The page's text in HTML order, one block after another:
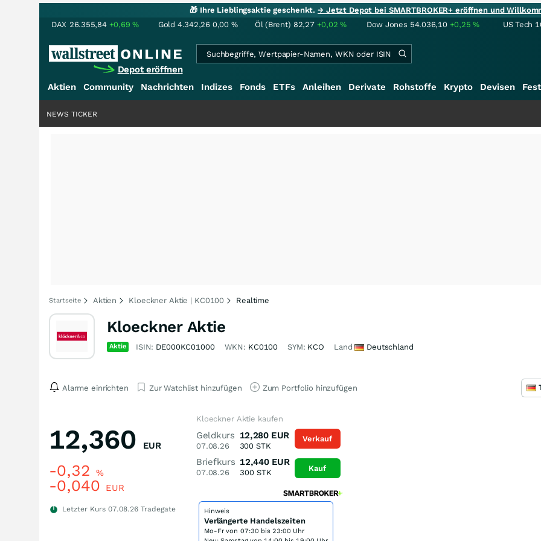
🎁 Ihre Lieblingsaktie geschenkt.→ Jetzt Depot bei SMARTBROKER+ eröffnen und
DAX 26.355,84 +0,69% Gold 4.342,26 0,00 % Öl (Brent) 82,27 +0,02% Dow Jones 54.036,10 +0,25% US Tech
Depot eröffnen
Aktien Community Nachrichten Indizes Fonds ETFs Anleihen Derivate Rohstoffe Krypto Devisen
NEWS TICKER
Startseite Aktien Kloeckner Aktie | KC0100 Realtime
Kloeckner Aktie
Aktie ISIN: DE000KC01000 WKN: KC0100 SYM: KCO Land Deutschland
Alarme einrichten Zur Watchlist hinzufügen Zum Portfolio hinzufügen
12,360 EUR
-0,32 %
-0,040 EUR
Letzter Kurs 07.08.26 Tradegate
Kloeckner Aktie kaufen
Geldkurs
07.08.26
12,280 EUR
300 STK
Briefkurs
07.08.26
12,440 EUR
300STK
Verkauf
Kauf
Hinweis
Verlängerte Handelszeiten
Mo-Fr von 07:30 bis 23:00 Uhr